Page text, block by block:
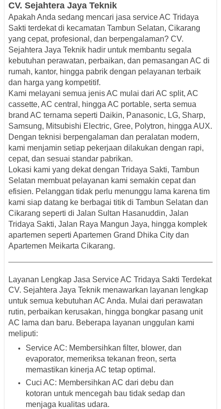
CV. Sejahtera Jaya Teknik
Apakah Anda sedang mencari jasa service AC Tridaya
Sakti terdekatdi kecamatan Tambun Selatan, Cikarang
yang cepat, profesional, dan berpengalaman? CV.
Sejahtera Jaya Teknik hadir untuk membantu segala
kebutuhan perawatan, perbaikan, dan pemasangan AC di
rumah, kantor, hingga pabrik dengan pelayanan terbaik
dan harga yang kompetitif.
Kami melayani semua jenis AC mulai dari AC split, AC
cassette, AC central, hingga AC portable, serta semua
brand AC ternama seperti Daikin, Panasonic, LG, Sharp,
Samsung, Mitsubishi Electric, Gree, Polytron, hingga AUX.
Dengan teknisi berpengalaman dan peralatan modern,
kami menjamin setiap pekerjaan dilakukan dengan rapi,
cepat, dan sesuai standar pabrikan.
Lokasi kami yang dekat dengan Tridaya Sakti, Tambun
Selatan membuat pelayanan kami semakin cepat dan
efisien. Pelanggan tidak perlu menunggu lama karena tim
kami siap datang ke berbagai titik di Tambun Selatan dan
Cikarang seperti di Jalan Sultan Hasanuddin, Jalan
Tridaya Sakti, Jalan Raya Mangun Jaya, hingga komplek
apartemen seperti Apartemen Grand Dhika City dan
Apartemen Meikarta Cikarang.
Layanan Lengkap Jasa Service AC Tridaya Sakti Terdekat
CV. Sejahtera Jaya Teknik menawarkan layanan lengkap
untuk semua kebutuhan AC Anda. Mulai dari perawatan
rutin, perbaikan kerusakan, hingga bongkar pasang unit
AC lama dan baru. Beberapa layanan unggulan kami
meliputi:
Service AC: Membersihkan filter, blower, dan
evaporator, memeriksa tekanan freon, serta
memastikan kinerja AC tetap optimal.
Cuci AC: Membersihkan AC dari debu dan
kotoran untuk mencegah bau tidak sedap dan
menjaga kualitas udara.